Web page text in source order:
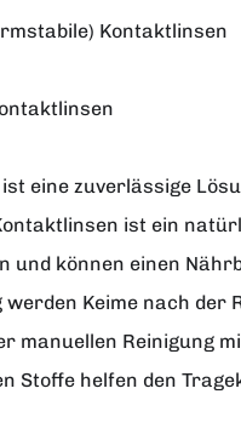
Kontaktlinsen
ist eine zuverlässige
ist ein
können einen
Keime nach
Reinigung
Stoffe helfen den